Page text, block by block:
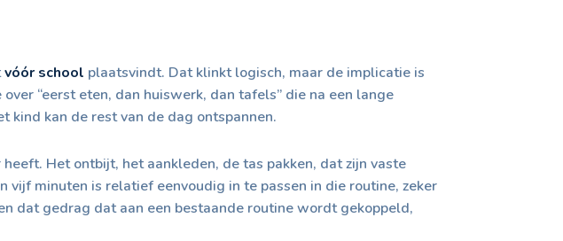
vóór school plaatsvindt. Dat klinkt logisch, maar de implicatie is
“eerst eten, dan huiswerk, dan tafels” die na een lange
kind kan de rest van de dag ontspannen.
Het ontbijt, het aankleden, de tas pakken, dat zijn vaste
vijf minuten is relatief eenvoudig in te passen in die routine, zeker
dat gedrag dat aan een bestaande routine wordt gekoppeld,